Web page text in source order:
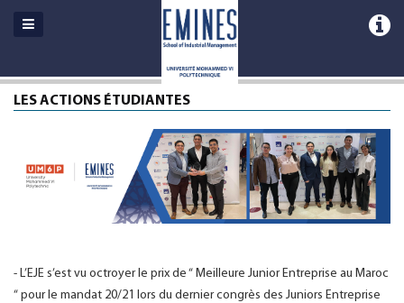
LES ACTIONS ÉTUDIANTES
- L’EJE s’est vu octroyer le prix de “ Meilleure Junior Entreprise au Maroc
“ pour le mandat 20/21 lors du dernier congrès des Juniors Entreprise